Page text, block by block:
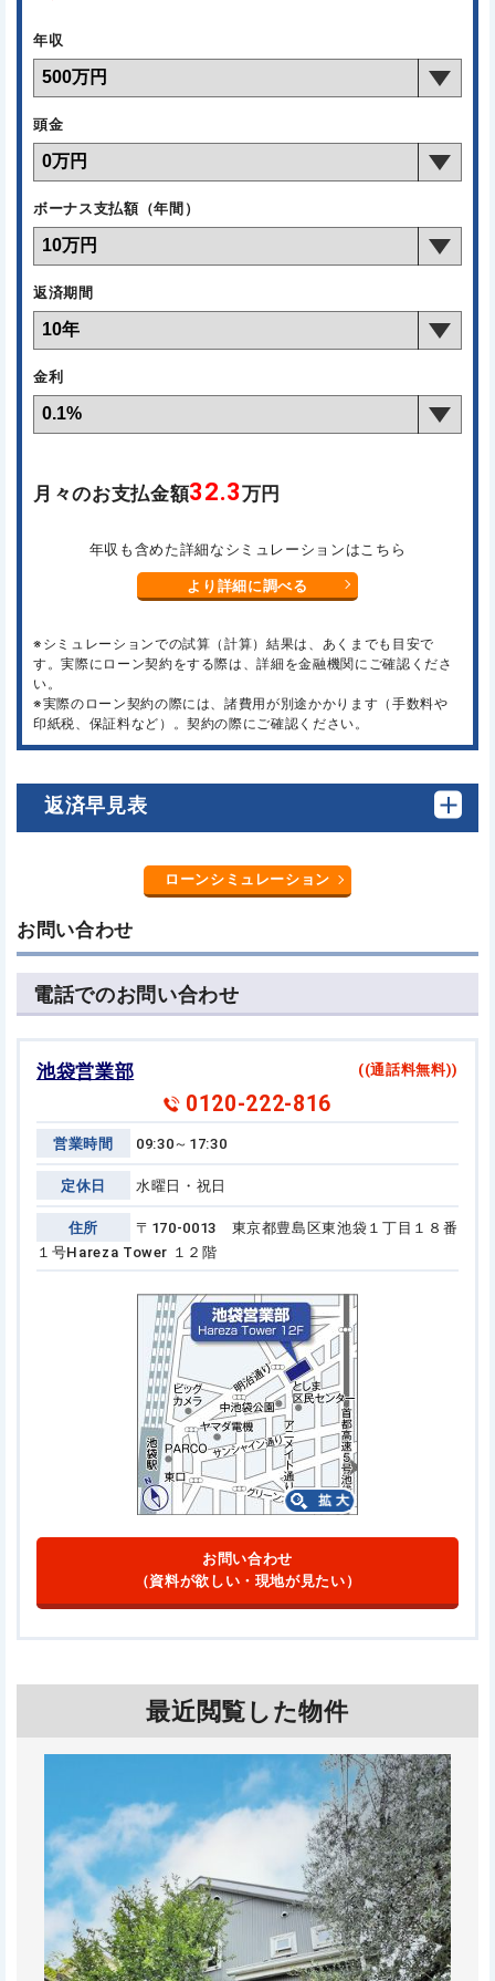
年収
頭金
ボーナス支払額（年間）
返済期間
金利
月々のお支払金額32.3万円
年収も含めた詳細なシミュレーションはこちら
より詳細に調べる
※シミュレーションでの試算（計算）結果は、あくまでも目安で
す。実際にローン契約をする際は、詳細を金融機関にご確認くださ
い。
※実際のローン契約の際には、諸費用が別途かかります（手数料や
印紙税、保証料など）。契約の際にご確認ください。
返済早見表
ローンシミュレーション
お問い合わせ
電話でのお問い合わせ
池袋営業部 ((通話料無料))
0120-222-816
営業時間 09:30～17:30
定休日 水曜日・祝日
住所
〒170-0013 東京都豊島区東池袋１丁目１８番
１号Hareza Tower １２階
お問い合わせ
（資料が欲しい・現地が見たい）
最近閲覧した物件